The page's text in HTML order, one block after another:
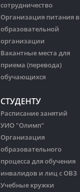
сотрудничество
Организация питания в
образовательной
организации
Вакантные места для
приема (перевода)
обучающихся
СТУДЕНТУ
Расписание занятий
УИО "Олимп"
Организация
образовательного
процесса для обучения
инвалидов и лиц с ОВЗ
Учебные кружки